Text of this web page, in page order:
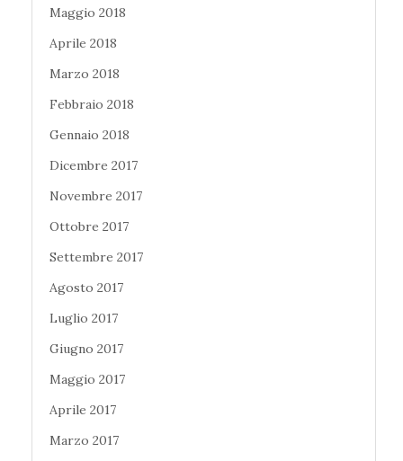
Maggio 2018
Aprile 2018
Marzo 2018
Febbraio 2018
Gennaio 2018
Dicembre 2017
Novembre 2017
Ottobre 2017
Settembre 2017
Agosto 2017
Luglio 2017
Giugno 2017
Maggio 2017
Aprile 2017
Marzo 2017